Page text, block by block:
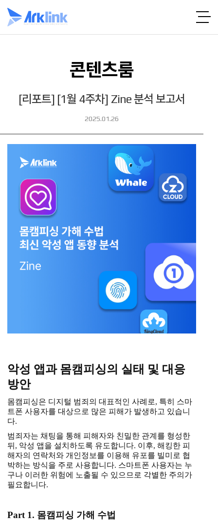
콘텐츠룸
[리포트] [1월 4주차] Zine 분석 보고서
2025.01.26
악성 앱과 몸캠피싱의 실태 및 대응
방안
몸캠피싱은 디지털 범죄의 대표적인 사례로, 특히 스마
트폰 사용자를 대상으로 많은 피해가 발생하고 있습니
다.
범죄자는 채팅을 통해 피해자와 친밀한 관계를 형성한
뒤, 악성 앱을 설치하도록 유도합니다. 이후, 해킹한 피
해자의 연락처와 개인정보를 이용해 유포를 빌미로 협
박하는 방식을 주로 사용합니다. 스마트폰 사용자는 누
구나 이러한 위험에 노출될 수 있으므로 각별한 주의가
필요합니다.
Part 1. 몸캠피싱 가해 수법